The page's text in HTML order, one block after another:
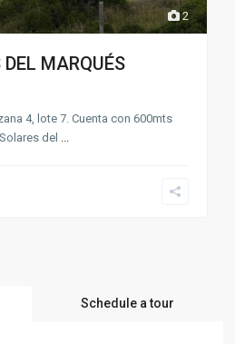
2
MARQUÉS
4, lote 7. Cuenta con 600mts
del ...
Schedule a tour